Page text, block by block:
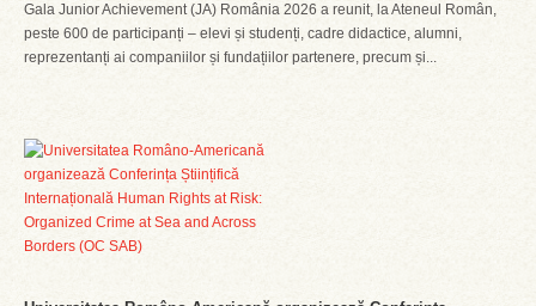
Gala Junior Achievement (JA) România 2026 a reunit, la Ateneul Român,
peste 600 de participanți – elevi și studenți, cadre didactice, alumni,
reprezentanți ai companiilor și fundațiilor partenere, precum și...